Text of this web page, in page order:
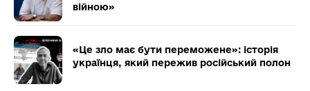
війною»
«Це зло має бути переможене»: історія
українця, який пережив російський полон